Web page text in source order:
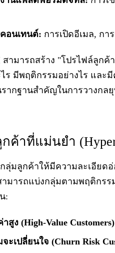
อนเทนต์: การเปิดอีเมล, ก
สามารถสร้าง "โปรไฟล์ลู
ร มีพฤติกรรมอย่างไร และ
รากฐานสำคัญในการวาง
าที่แม่นยำ (Hyper-
ลุ่มลูกค้าให้มีความละเอีย
ามารถแบ่งกลุ่มตามพฤติกร
:
ง (High-Value
เปลี่ยนใจ (Churn Risk